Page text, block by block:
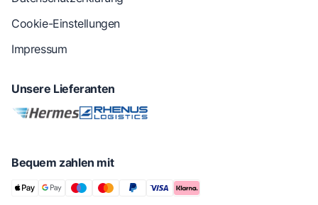
Cookie-Einstellungen
Impressum
Unsere Lieferanten
Bequem zahlen mit